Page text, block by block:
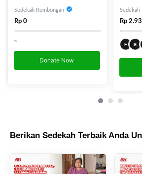
Kanker Serviks Sendirian
Sedekah Rombongan
Rp 0
∞
Donate Now
Sedekah
Rp
F S
Berikan Sedekah Terbaik Anda